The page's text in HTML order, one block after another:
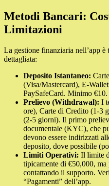
Metodi Bancari:
Limitazioni
La gestione finanziaria nell’app è
dettagliata:
Deposito Istantaneo:
(Visa/Mastercard), E-
PaySafeCard. Minimo €10.
Prelievo (Withdrawal): I
ore), Carte di Credito (1-3
(2-5 giorni). Il primo
documentale (KYC), che
devono essere indirizzati
deposito, dove possibile
Limiti Operativi: Il limite
tipicamente di €50,000, ma
contattando il supporto.
“Pagamenti” dell’app.